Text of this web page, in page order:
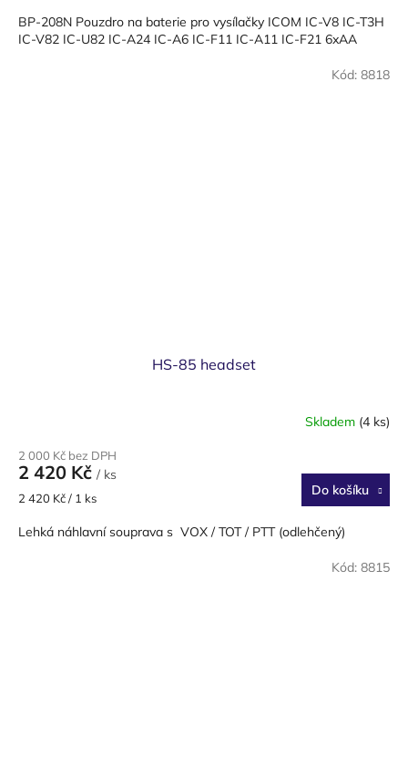
BP-208N Pouzdro na baterie pro vysílačky ICOM IC-V8 IC-T3H
IC-V82 IC-U82 IC-A24 IC-A6 IC-F11 IC-A11 IC-F21 6xAA
HS-85 headset
Skladem (4 ks)
2 000 Kč bez DPH
2 420 Kč / ks
Měrná
2 420 Kč / 1 ks Do košíku
Lehká náhlavní souprava s VOX / TOT / PTT (odlehčený)
Kód: 8818
Kód: 8815